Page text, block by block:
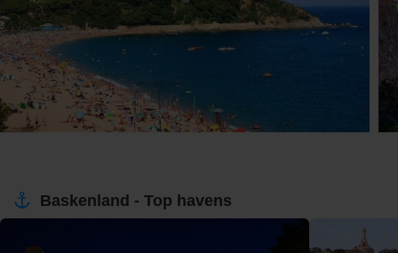
Baskenland - Top havens